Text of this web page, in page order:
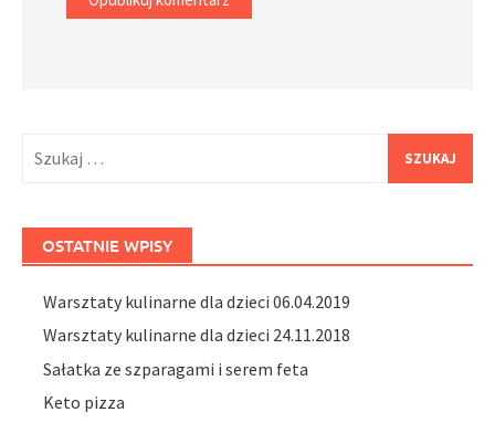
OSTATNIE WPISY
Warsztaty kulinarne dla dzieci 06.04.2019
Warsztaty kulinarne dla dzieci 24.11.2018
Sałatka ze szparagami i serem feta
Keto pizza